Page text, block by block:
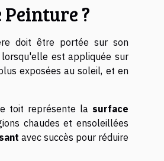
?
doit être portée sur son
est appliquée sur
exposées au soleil, et en
toit représente la surface
chaudes et ensoleillées
avec succès pour réduire